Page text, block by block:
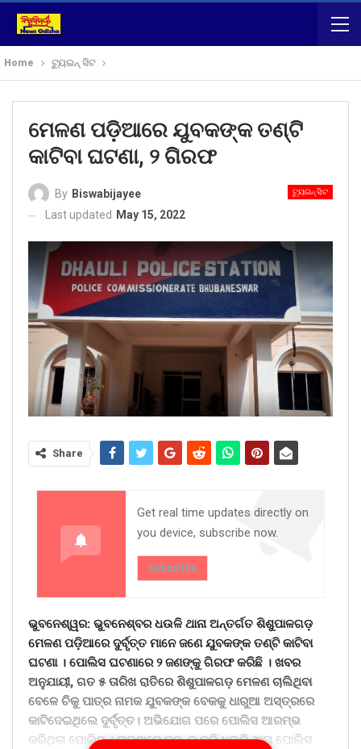
Home ଟ୍ୟୁଇନ୍ ସିଟ
ମେଳଣ ପଡ଼ିଆରେ ଯୁବକଙ୍କ ତଣ୍ଟି
କାଟିବା ଘଟଣା, ୨ ଗିରଫ
ଟ୍ୟୁଇନ୍ ସିଟ
By Biswabijayee
Last updated
May 15, 2022
Share
Get real time updates directly on
you device, subscribe now.
Subscribe
ଭୁବନେଶ୍ୱର: ଭୁବନେଶ୍ବର ଧଉଳି ଥାନା ଅନ୍ତର୍ଗତ ଶିଶୁପାଳଗଡ଼
ମେଳଣ ପଡ଼ିଆରେ ଦୁର୍ବୃତ୍ତ ମାନେ ଜଣେ ଯୁବକଙ୍କ ତଣ୍ଟି କାଟିବା
ଘଟଣା । ପୋଲିସ ଘଟଣାରେ ୨ ଜଣଙ୍କୁ ଗିରଫ କରିଛି । ଖବର
ଅନୁଯାୟୀ, ଗତ ୫ ତାରିଖ ରାତିରେ ଶିଶୁପାଳଗଡ଼ ମେଳଣ ଚାଲିଥିବା
ବେଳେ ଚିକୁ ପାତ୍ର ନାମକ ଯୁବକଙ୍କ ବେକକୁ ଧାରୁଆ ଅସ୍ତ୍ରରେ
କାଟିଦେଇଥିଲେ ଦୁର୍ବୃତ୍ତ। ଅଭିଯୋଗ ପରେ ପୋଲିସ ଆରମ୍ଭ
କରିଥିଲା ପୋଲିସ । ଘଟଣାରେ ତଦନ୍ତ କରି ଧଉଳି ଥାନା ପୋଲିସ